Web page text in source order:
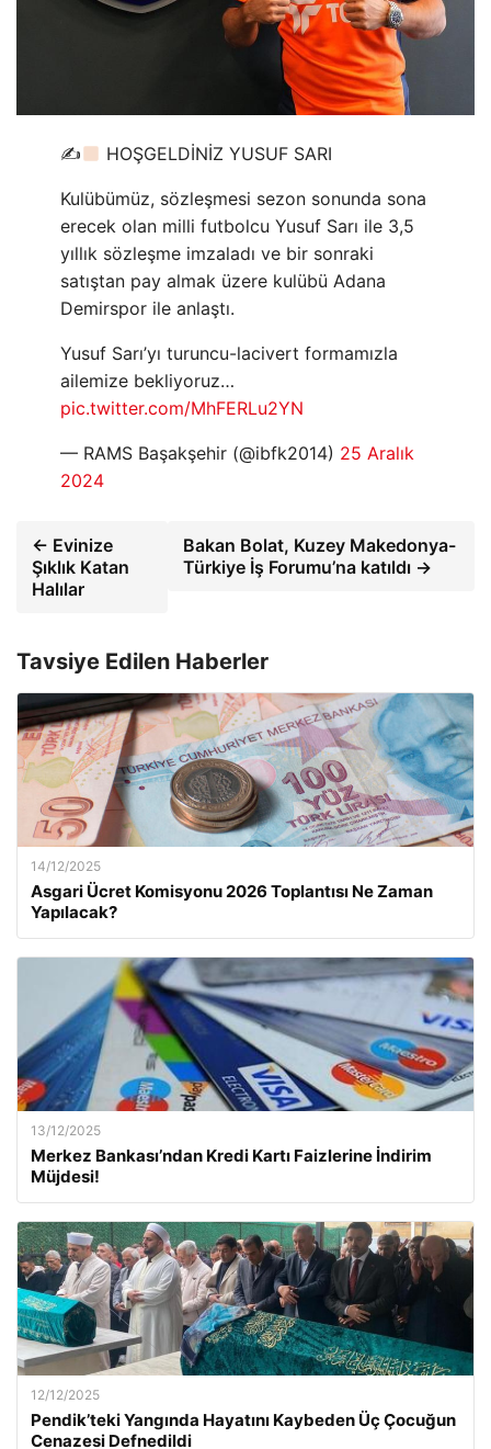
✍ HOŞGELDİNİZ YUSUF SARI
Kulübümüz, sözleşmesi sezon sonunda sona
erecek olan milli futbolcu Yusuf Sarı ile 3,5
yıllık sözleşme imzaladı ve bir sonraki
satıştan pay almak üzere kulübü Adana
Demirspor ile anlaştı.
Yusuf Sarı’yı ​​turuncu-lacivert formamızla
ailemize bekliyoruz…
pic.twitter.com/MhFERLu2YN
— RAMS Başakşehir (@ibfk2014) 25 Aralık
2024
← Evinize
Şıklık Katan
Halılar
Bakan Bolat, Kuzey Makedonya-
Türkiye İş Forumu’na katıldı →
Tavsiye Edilen Haberler
14/12/2025
Asgari Ücret Komisyonu 2026 Toplantısı Ne Zaman
Yapılacak?
13/12/2025
Merkez Bankası’ndan Kredi Kartı Faizlerine İndirim
Müjdesi!
12/12/2025
Pendik’teki Yangında Hayatını Kaybeden Üç Çocuğun
Cenazesi Defnedildi